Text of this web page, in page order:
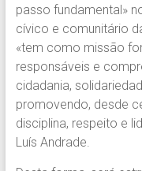
passo fundamental»
cívico e comunitário
«tem como missão
responsáveis e
cidadania,
promovendo, desde
disciplina, respeito e
Luís Andrade.